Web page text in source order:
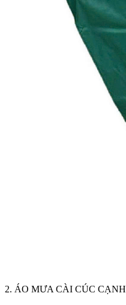
2. ÁO MƯA CÀI CÚC CẠNH